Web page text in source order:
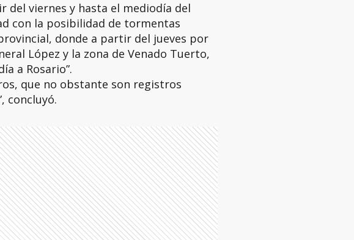
del viernes y hasta el mediodía del
con la posibilidad de tormentas
donde a partir del jueves por
López y la zona de Venado Tuerto,
a Rosario”.
que no obstante son registros
concluyó.